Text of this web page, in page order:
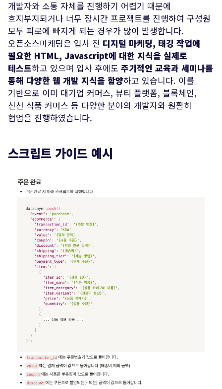
개발자와 소통 자체를 진행하기 어렵기 때문에
흐지부지되거나 너무 장시간 프로젝트를 진행하여 구성원
모두 피로에 빠지게 되는 경우가 많이 발생합니다.
오픈소스마케팅은 입사 전 디지털 마케팅, 태깅 작업에
필요한 HTML, Javascript에 대한 지식을 실제로
테스트하고 있으며 입사 후에도 주기적인 교육과 세미나를
통해 다양한 웹 개발 지식을 함양하고 있습니다. 이를
기반으로 이미 대기업 커머스, 뷰티 플랫폼, 블록체인,
신선 식품 커머스 등 다양한 분야의 개발자와 원활히
협업을 진행하였습니다.
스크립트 가이드 예시